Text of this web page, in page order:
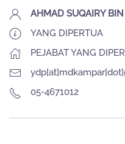
AHMAD SUQAIRY BIN
YANG DIPERTUA
PEJABAT YANG
05-4671012